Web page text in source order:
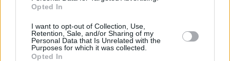
Opted In
I want to opt-out of Collection, Use,
Retention, Sale, and/or Sharing of my
Personal Data that Is Unrelated with the
Purposes for which it was collected.
Opted In